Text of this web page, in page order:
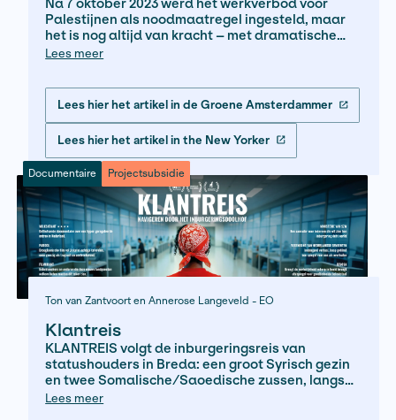
Nirit Peled - De Groene Amsterdammer, New Yorker
De afgrond in
Na 7 oktober 2023 werd het werkverbod
het is nog altijd van kracht – met
gevolgen. Niet alleen voor de werkers en
gezinnen op de Westoever, ook in Israël.
Lees meer